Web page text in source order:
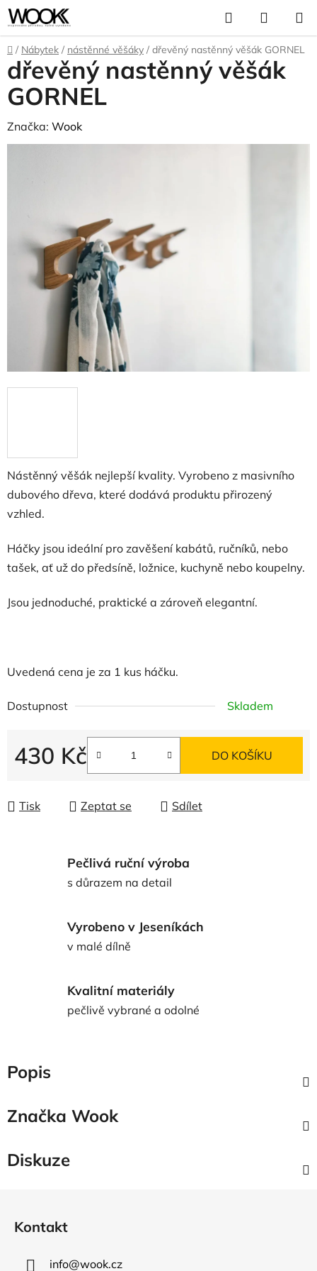
Přejít
na
obsah
Hledat
KOŠÍK
Domů
/ Nábytek / nástěnné věšáky / dřevěný nastěnný věšák GORNEL
Nástěnný věšák nejlepší kvality. Vyrobeno z masivního
dubového dřeva, které dodává produktu přirozený
vzhled.
Háčky jsou ideální pro zavěšení kabátů, ručníků, nebo
tašek, ať už do předsíně, ložnice, kuchyně nebo koupelny.
Jsou jednoduché, praktické a zároveň elegantní.
Uvedená cena je za 1 kus háčku.
Dostupnost Skladem
430 Kč DO KOŠÍKU
Tisk Zeptat se Sdílet
dřevěný nastěnný věšák
GORNEL
Značka: Wook
Pečlivá ruční výroba
s důrazem na detail
Vyrobeno v Jeseníkách
v malé dílně
Kvalitní materiály
pečlivě vybrané a odolné
Popis
Značka Wook
Diskuze
Kontakt
info@wook.cz